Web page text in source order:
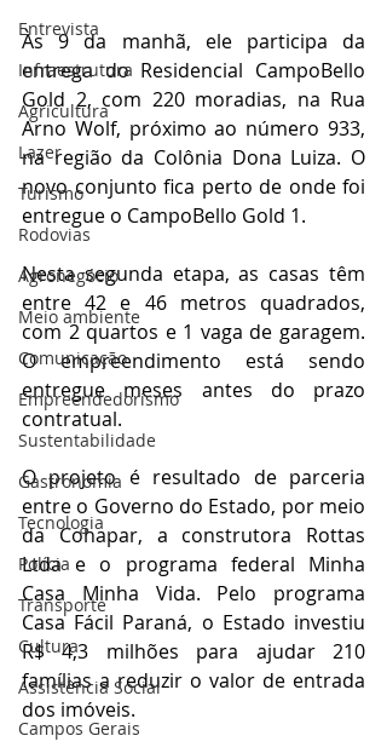
Entrevista
Infraestrutura
Agricultura
Lazer
Turismo
Rodovias
Agronegócio
Meio ambiente
Comunicação
Empreendedorismo
Sustentabilidade
Gastronomia
Tecnologia
Polícia
Transporte
Cultura
Assistência Social
Campos Gerais
Às 9 da manhã, ele participa da
entrega do Residencial CampoBello
Gold 2, com 220 moradias, na Rua
Arno Wolf, próximo ao número 933,
na região da Colônia Dona Luiza. O
novo conjunto fica perto de onde foi
entregue o CampoBello Gold 1.
Nesta segunda etapa, as casas têm
entre 42 e 46 metros quadrados,
com 2 quartos e 1 vaga de garagem.
O empreendimento está sendo
entregue meses antes do prazo
contratual.
O projeto é resultado de parceria
entre o Governo do Estado, por meio
da Cohapar, a construtora Rottas
Ltda e o programa federal Minha
Casa Minha Vida. Pelo programa
Casa Fácil Paraná, o Estado investiu
R$ 4,3 milhões para ajudar 210
famílias a reduzir o valor de entrada
dos imóveis.